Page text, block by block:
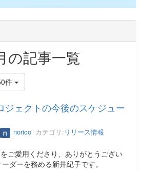
の記事一覧
件
ジェクトの今後のスケジュー
norico カテゴリ: リリース情報
ご愛用くださり、ありがとうござい
ダーを務める新井紀子です。